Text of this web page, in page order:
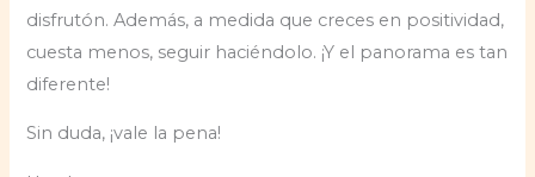
disfrutón. Además, a medida que creces en positividad,
cuesta menos, seguir haciéndolo. ¡Y el panorama es tan
diferente!
Sin duda, ¡vale la pena!